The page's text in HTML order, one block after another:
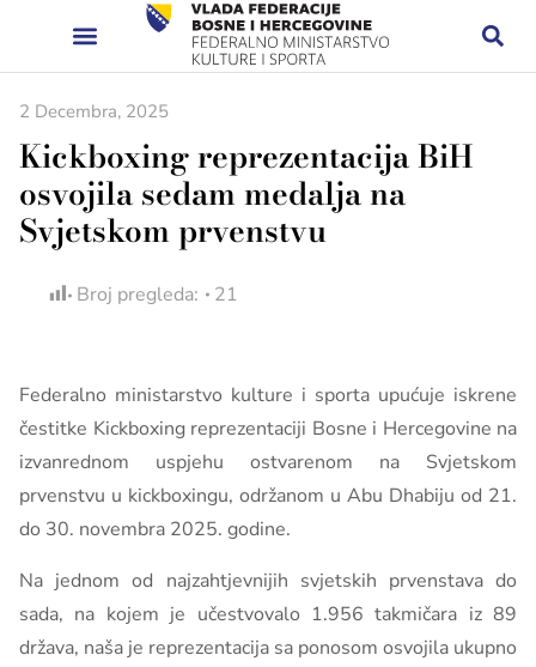
2 Decembra, 2025
Kickboxing reprezentacija BiH
osvojila sedam medalja na
Svjetskom prvenstvu
Broj pregleda: 21
Federalno ministarstvo kulture i sporta upućuje iskrene
čestitke Kickboxing reprezentaciji Bosne i Hercegovine na
izvanrednom uspjehu ostvarenom na Svjetskom
prvenstvu u kickboxingu, održanom u Abu Dhabiju od 21.
do 30. novembra 2025. godine.
Na jednom od najzahtjevnijih svjetskih prvenstava do
sada, na kojem je učestvovalo 1.956 takmičara iz 89
država, naša je reprezentacija sa ponosom osvojila ukupno